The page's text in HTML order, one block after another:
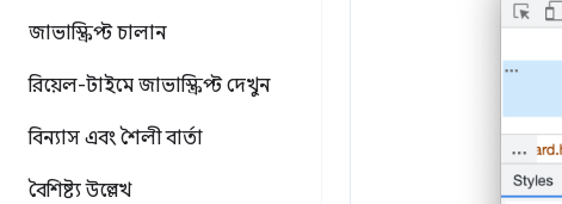
জাভাস্ক্রিপ্ট চালান
রিয়েল-টাইমে জাভাস্ক্রিপ্ট দেখুন
বিন্যাস এবং শৈলী বার্তা
বৈশিষ্ট্য উল্লেখ